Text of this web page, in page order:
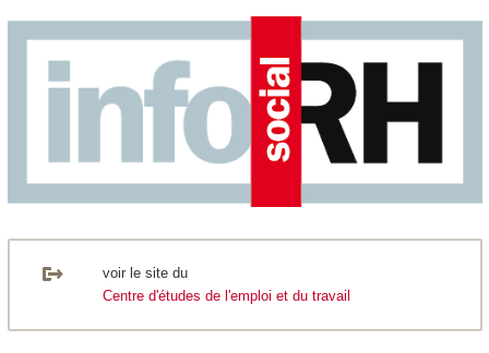
voir le site du
Centre d'études de l'emploi et du travail